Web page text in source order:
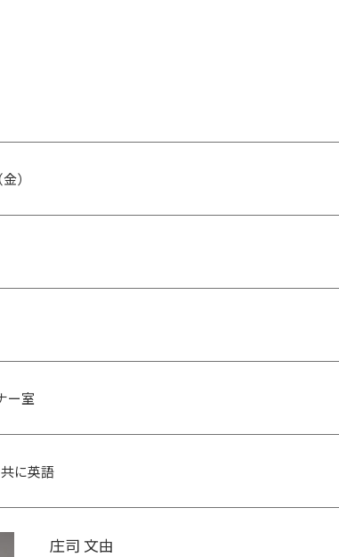
）
ー室
に英語
庄司 文由